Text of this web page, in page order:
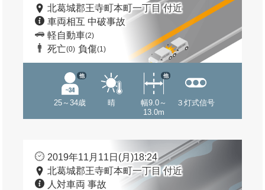
北葛城郡王寺町本町一丁目 付近
車両相互 中破事故
軽自動車(2)
死亡(0) 負傷(1)
25～34歳
他
晴
幅9.0～
13.0m
他
３灯式信号
2019年11月11日(月)18:24
北葛城郡王寺町本町一丁目 付近
人対車両 事故